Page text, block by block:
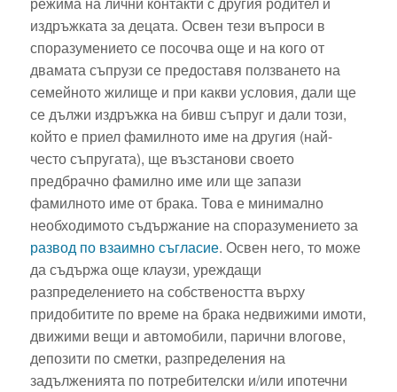
издръжката за децата. Освен тези въпроси в
споразумението се посочва още и на кого от
двамата съпрузи се предоставя ползването на
семейното жилище и при какви условия, дали ще
се дължи издръжка на бивш съпруг и дали този,
който е приел фамилното име на другия (най-
често съпругата), ще възстанови своето
предбрачно фамилно име или ще запази
фамилното име от брака. Това е минимално
необходимото съдържание на споразумението за
развод по взаимно съгласие. Освен него, то може
да съдържа още клаузи, уреждащи
разпределението на собствеността върху
придобитите по време на брака недвижими имоти,
движими вещи и автомобили, парични влогове,
депозити по сметки, разпределения на
задълженията по потребителски и/или ипотечни